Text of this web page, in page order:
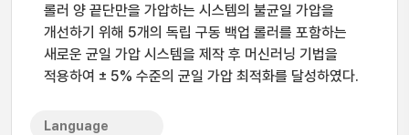
롤러 양 끝단만을 가압하는 시스템의 불균일 가압을
개선하기 위해 5개의 독립 구동 백업 롤러를 포함하는
새로운 균일 가압 시스템을 제작 후 머신러닝 기법을
적용하여 ± 5% 수준의 균일 가압 최적화를 달성하였다.
Language